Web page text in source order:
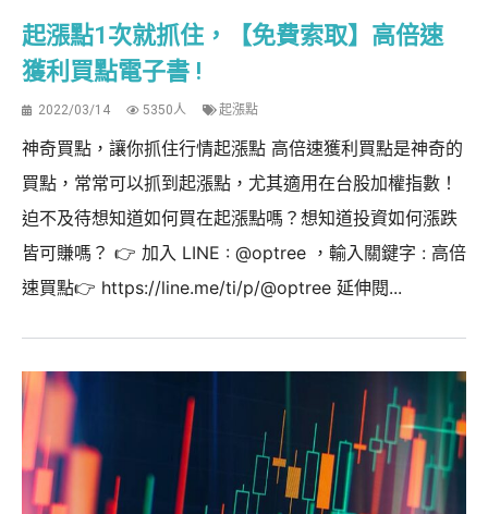
起漲點1次就抓住，【免費索取】高倍速
獲利買點電子書 !
2022/03/14 5350人 起漲點
神奇買點，讓你抓住行情起漲點 高倍速獲利買點是神奇的
買點，常常可以抓到起漲點，尤其適用在台股加權指數！
迫不及待想知道如何買在起漲點嗎？想知道投資如何漲跌
皆可賺嗎？ 👉 加入 LINE : @optree ，輸入關鍵字 : 高倍
速買點👉 https://line.me/ti/p/@optree 延伸閱...